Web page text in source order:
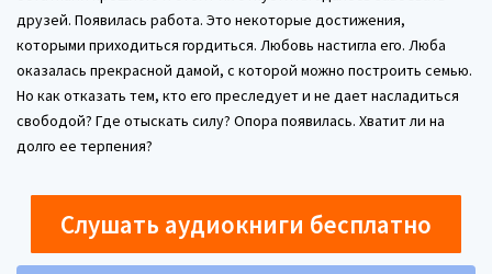
друзей. Появилась работа. Это некоторые достижения,
которыми приходиться гордиться. Любовь настигла его. Люба
оказалась прекрасной дамой, с которой можно построить семью.
Но как отказать тем, кто его преследует и не дает насладиться
свободой? Где отыскать силу? Опора появилась. Хватит ли на
долго ее терпения?
Слушать аудиокниги бесплатно